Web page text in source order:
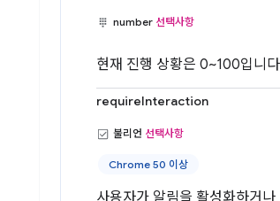
number 선택사항
현재 진행 상황은 0~100입니
requireInteraction
불리언 선택사항
Chrome 50 이상
사용자가 알림을 활성화하거